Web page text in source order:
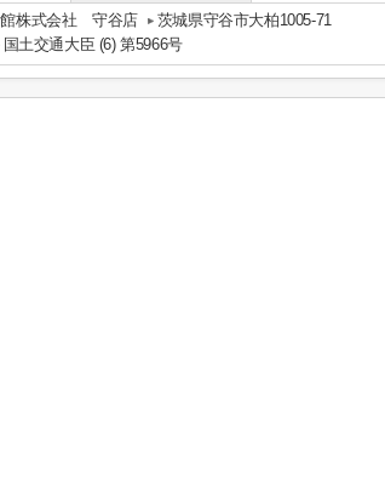
館株式会社 守谷店
茨城県守谷市大柏1005-71
国土交通大臣 (6) 第5966号